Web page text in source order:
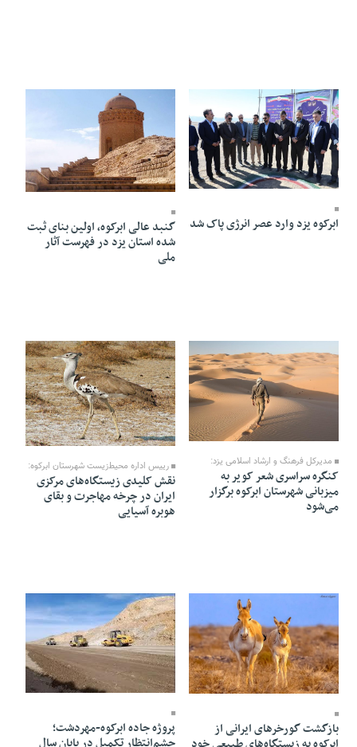
16 Bahman 1404 - 20:09
ابرکوه یزد وارد عصر انرژی پاک شد
14 Dey 1404 - 20:56
گنبد عالی ابرکوه، اولین بنای ثبت
شده استان یزد در فهرست آثار
ملی
مدیرکل فرهنگ و ارشاد اسلامی یزد:
کنگره سراسری شعر کویر به
میزبانی شهرستان ابرکوه برگزار
می‌شود
23 Azar 1404 - 17:55
رییس اداره محیط‌زیست شهرستان ابرکوه:
نقش کلیدی زیستگاه‌های مرکزی
ایران در چرخه مهاجرت و بقای
هوبره آسیایی
10 Azar 1404 - 13:15
بازگشت گورخر‌های ایرانی از
09 Azar 1404 - 20:02
پروژه جاده ابرکوه-مهردشت؛